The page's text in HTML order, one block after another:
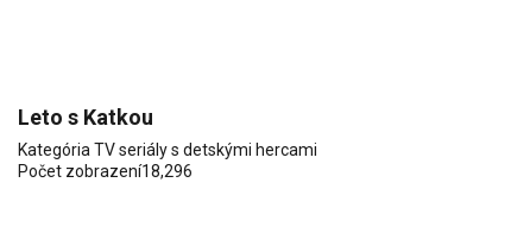
Leto s Katkou
Kategória TV seriály s detskými hercami
Počet zobrazení18,296